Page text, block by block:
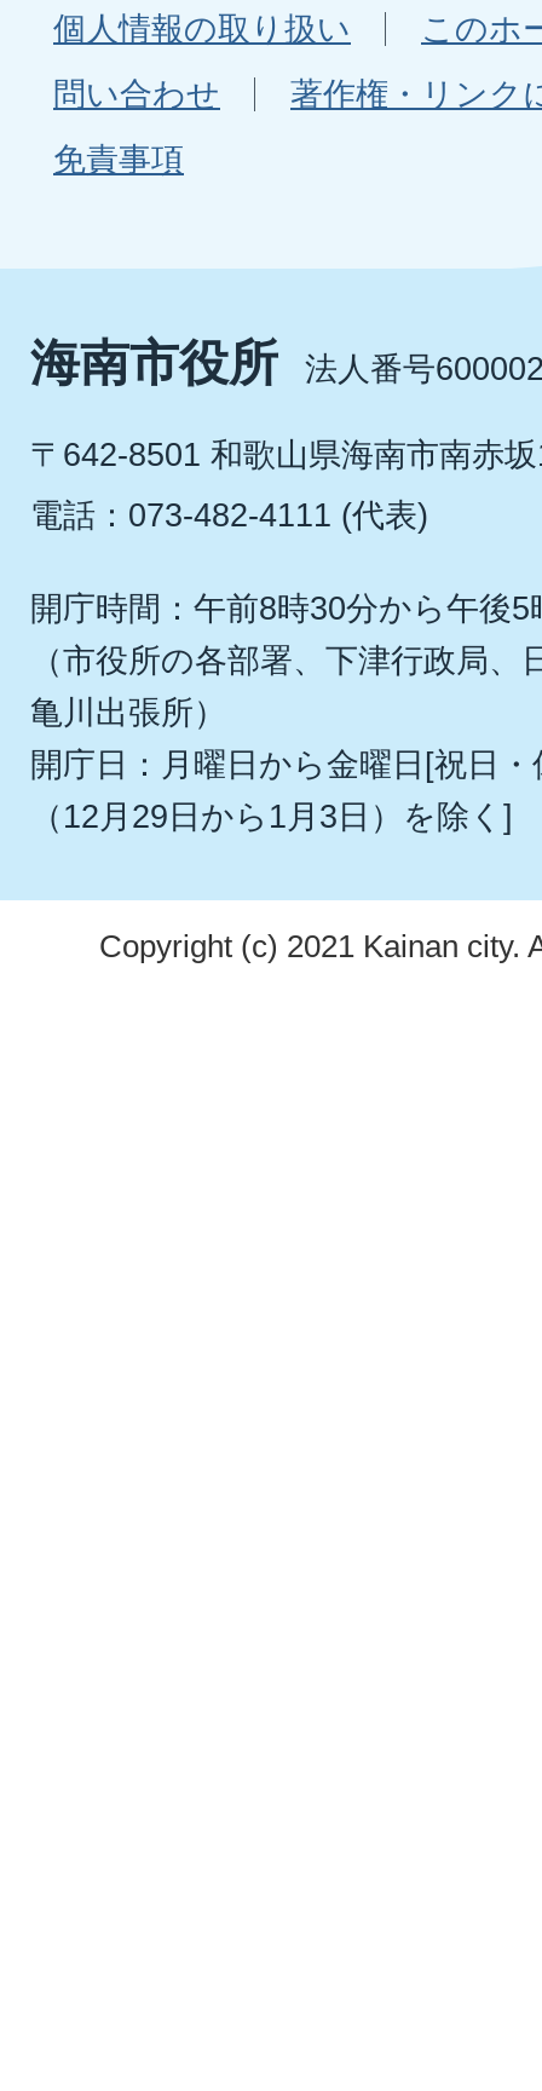
個人情報の取り扱い
このホ
問い合わせ
著作権・リンク
免責事項
海南市役所 法人番号
〒642-8501 和歌山県海南市南赤
電話：073-482-4111 (代表)
開庁時間：午前8時30分から午後5
（市役所の各部署、下津行政局
亀川出張所）
開庁日：月曜日から金曜日[祝日
（12月29日から1月3日）を除く]
Copyright (c) 2021 Kainan city.